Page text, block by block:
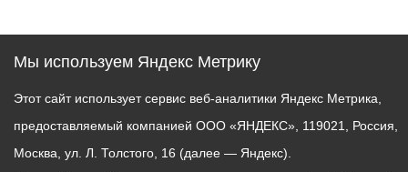
Мы используем Яндекс Метрику
Этот сайт использует сервис веб-аналитики Яндекс Метрика,
предоставляемый компанией ООО «ЯНДЕКС», 119021, Россия,
Москва, ул. Л. Толстого, 16 (далее — Яндекс).